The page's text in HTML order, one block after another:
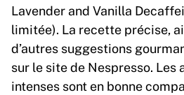
Lavender and Vanilla
limitée). La recette précise,
d’autres suggestions
sur le site de Nespresso. Les
intenses sont en bonne